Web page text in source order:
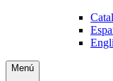
Menú